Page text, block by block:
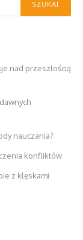
nad przeszłością
nauczania?
konfliktów
z klęskami